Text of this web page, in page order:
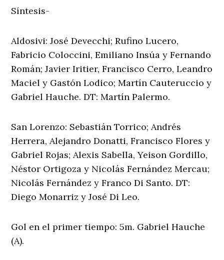
Síntesis-
Aldosivi: José Devecchi; Rufino Lucero,
Fabricio Coloccini, Emiliano Insúa y Fernando
Román; Javier Iritier, Francisco Cerro, Leandro
Maciel y Gastón Lodico; Martín Cauteruccio y
Gabriel Hauche. DT: Martín Palermo.
San Lorenzo: Sebastián Torrico; Andrés
Herrera, Alejandro Donatti, Francisco Flores y
Gabriel Rojas; Alexis Sabella, Yeison Gordillo,
Néstor Ortigoza y Nicolás Fernández Mercau;
Nicolás Fernández y Franco Di Santo. DT:
Diego Monarriz y José Di Leo.
Gol en el primer tiempo: 5m. Gabriel Hauche
(A).